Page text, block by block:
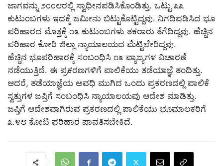
ಜಾಗವನ್ನು ೨೦೦೮ರಲ್ಲಿ ಸ್ವಾಧೀನಪಡಿಸಿಕೊಂಡಿತ್ತು. ಒಟ್ಟು ೩೩
ಕುಟುಂಬಗಳು ಇದಕ್ಕೆ ಜಮೀನು ಬಿಟ್ಟುಕೊಟ್ಟಿದ್ದವು. ನಿಗದಿಪಡಿಸಿದ ಭೂ
ಪರಿಹಾರದ ಮೊತ್ತಕ್ಕೆ ೧೬ ಕುಟುಂಬಗಳು ತಕರಾರು ತೆಗೆದಿದ್ದವು. ಹೆಚ್ಚಿನ
ಪರಿಹಾರ ಕೋರಿ ಜಿಲ್ಲಾ ನ್ಯಾಯಾಲಯದ ಮೆಟ್ಟಿಲೇರಿದ್ದವು.
ಹೆಚ್ಚಿನ ಭೂಪರಿಹಾರಕ್ಕೆ ಸಂಬಂಧಿಸಿ ೧೬ ವ್ಯಾಜ್ಯಗಳ ವಿಚಾರಣೆ
ನಡೆಯುತ್ತಿದೆ. ಈ ಪ್ರಕರಣಗಳಿಗೆ ಪಾಲಿಕೆಯು ತಡೆಯಾಜ್ಞೆ ತಂದಿತ್ತು.
ಆದರೆ, ತಡೆಯಾಜ್ಞೆಯ ಅವಧಿ ಮುಗಿದ ಒಂದು ಪ್ರಕರಣದಲ್ಲಿ ಪಾಲಿಕೆ
ಸ್ವತ್ತುಗಳ ಜಪ್ತಿಗೆ ಸಂಬಂಧಿಸಿ ನ್ಯಾಯಾಲಯವು ಆದೇಶ ಮಾಡಿತ್ತು.
ಜಪ್ತಿಗೆ ಆದೇಶವಾಗಿರುವ ಪ್ರಕರಣದಲ್ಲಿ ಪಾಲಿಕೆಯು ಭೂಮಾಲಕರಿಗೆ
೩.೪೮ ಕೋಟಿ ಪರಿಹಾರ ಪಾವತಿಸಬೇಕಿದೆ.